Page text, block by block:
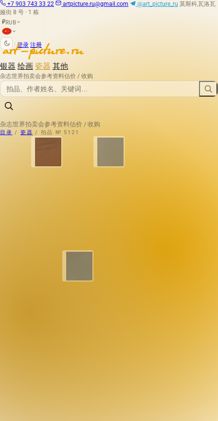
+7 903 743 33 22 artpicture.ru@gmail.com @art_picture_ru 莫斯科,瓦洛瓦
娅街 8 号 · 1 栋
₽RUB
登录 注册
银器 绘画 瓷器 其他
杂志世界拍卖会参考资料估价 / 收购
杂志世界拍卖会参考资料估价 / 收购
目录 / 瓷器 / 拍品 № 5121